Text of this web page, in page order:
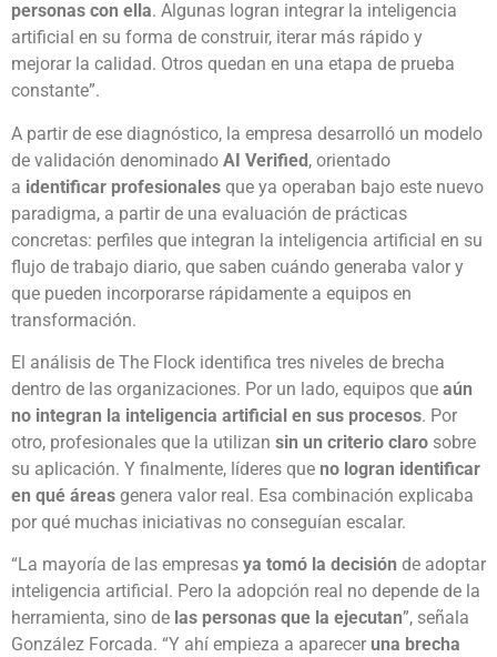
personas con ella. Algunas logran integrar la inteligencia
artificial en su forma de construir, iterar más rápido y
mejorar la calidad. Otros quedan en una etapa de prueba
constante”.
A partir de ese diagnóstico, la empresa desarrolló un modelo
de validación denominado AI Verified, orientado
a identificar profesionales que ya operaban bajo este nuevo
paradigma, a partir de una evaluación de prácticas
concretas: perfiles que integran la inteligencia artificial en su
flujo de trabajo diario, que saben cuándo generaba valor y
que pueden incorporarse rápidamente a equipos en
transformación.
El análisis de The Flock identifica tres niveles de brecha
dentro de las organizaciones. Por un lado, equipos que aún
no integran la inteligencia artificial en sus procesos. Por
otro, profesionales que la utilizan sin un criterio claro sobre
su aplicación. Y finalmente, líderes que no logran identificar
en qué áreas genera valor real. Esa combinación explicaba
por qué muchas iniciativas no conseguían escalar.
“La mayoría de las empresas ya tomó la decisión de adoptar
inteligencia artificial. Pero la adopción real no depende de la
herramienta, sino de las personas que la ejecutan”, señala
González Forcada. “Y ahí empieza a aparecer una brecha